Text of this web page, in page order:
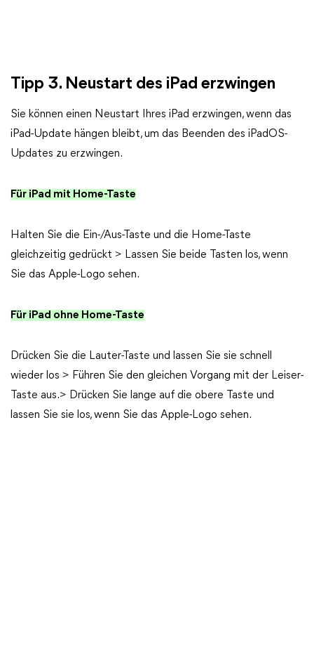
Tipp 3. Neustart des iPad erzwingen
Sie können einen Neustart Ihres iPad erzwingen, wenn das
iPad-Update hängen bleibt, um das Beenden des iPadOS-
Updates zu erzwingen.
Für iPad mit Home-Taste
Halten Sie die Ein-/Aus-Taste und die Home-Taste
gleichzeitig gedrückt > Lassen Sie beide Tasten los, wenn
Sie das Apple-Logo sehen.
Für iPad ohne Home-Taste
Drücken Sie die Lauter-Taste und lassen Sie sie schnell
wieder los > Führen Sie den gleichen Vorgang mit der Leiser-
Taste aus.> Drücken Sie lange auf die obere Taste und
lassen Sie sie los, wenn Sie das Apple-Logo sehen.